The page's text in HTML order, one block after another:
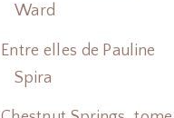
Ward
Entre elles de Pauline
Spira